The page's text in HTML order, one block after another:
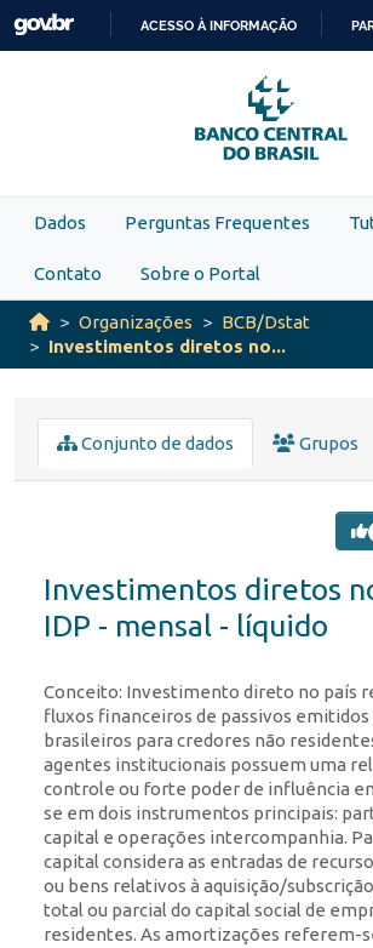
Skip to main content
PARA
O
CONTEÚDO
ACESSO À INFORMAÇÃO
Dados Perguntas Frequentes
Contato Sobre o Portal
Organizações
BCB/Dstat
Investimentos diretos no...
Conjunto de dados Grupos
Investimentos diretos
IDP - mensal - líquido
Conceito: Investimento direto no país
fluxos financeiros de passivos
brasileiros para credores não
agentes institucionais possuem uma
controle ou forte poder de influência
se em dois instrumentos principais:
capital e operações intercompanhia.
capital considera as entradas de
ou bens relativos à aquisição/
total ou parcial do capital social de
residentes. As amortizações referem-